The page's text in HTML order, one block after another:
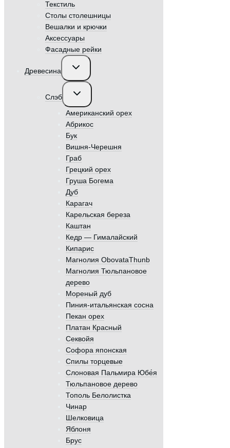
Текстиль
Столы столешницы
Вешалки и крючки
Аксессуары
Фасадные рейки
Древесина
Переключить
дочернее
Слэб
Переключить
дочернее
Американский орех
Абрикос
Бук
Вишня-Черешня
Граб
Грецкий орех
Груша Богема
Дуб
Карагач
Карельская береза
Каштан
Кедр — Гималайский
Кипарис
Магнолия ObovataThunb
Магнолия Тюльпановое
дерево
Мореный дуб
Пиния-итальянская сосна
Пекан орех
Платан Красный
Секвойя
Софора японская
Спилы торцевые
Слоновая Пальмира Юбе́я
Тюльпановое дерево
Тополь Белолистка
Чинар
Шелковица
Яблоня
Брус